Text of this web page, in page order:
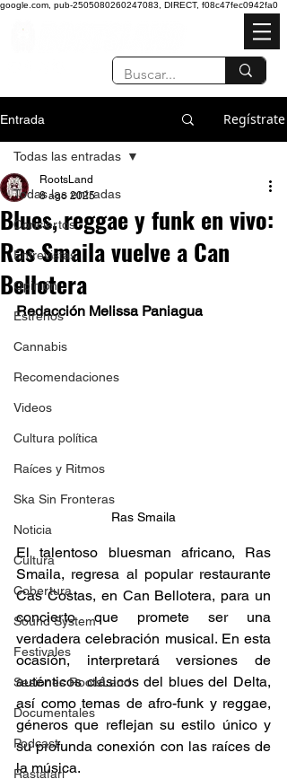
google.com, pub-2505080260247083, DIRECT, f08c47fec0942fa0
Entrada Regístrate
Todas las entradas
Conciertos
Entrevistas
Opinión
Estrenos
Cannabis
Recomendaciones
Videos
Cultura política
Raíces y Ritmos
Ska Sin Fronteras
Noticia
Cultura
Cobertura
Sound System
Festivales
Sesiones RootsLand
Documentales
Podcast
Rastafari
Todas las entradas
Blues, reggae y funk en vivo:
Ras Smaila vuelve a Can
Bellotera
RootsLand
8 ago 2025
Redacción Melissa Paniagua
Ras Smaila
El talentoso bluesman africano, Ras
Smaila, regresa al popular restaurante
Cas Costas, en Can Bellotera, para un
concierto que promete ser una
verdadera celebración musical. En esta
ocasión, interpretará versiones de
auténticos clásicos del blues del Delta,
así como temas de afro-funk y reggae,
géneros que reflejan su estilo único y
su profunda conexión con las raíces de
la música.